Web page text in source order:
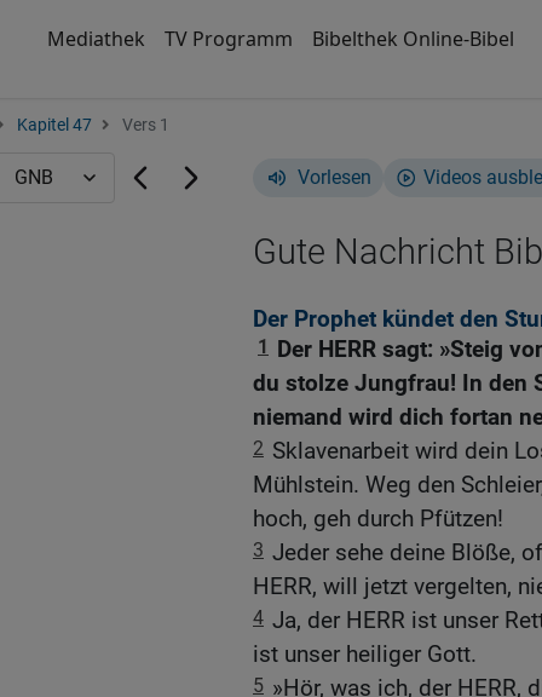
Mediathek TV Programm Bibelthek Online-Bibel
Kapitel 47 Vers 1
Vorlesen Videos
Gute Nachricht
Der Prophet kündet den
1
Der HERR sagt: »Steig
du stolze Jungfrau! In den
niemand wird dich fortan
2 Sklavenarbeit wird dein
Mühlstein. Weg den
hoch, geh durch Pfützen!
3 Jeder sehe deine Blöße,
HERR, will jetzt vergelten,
4 Ja, der HERR ist unser
ist unser heiliger Gott.
5 »Hör, was ich, der HERR,